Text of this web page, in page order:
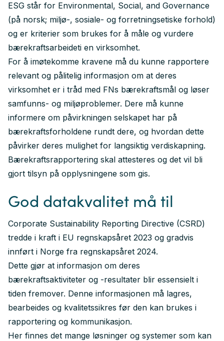
ESG står for Environmental, Social, and Governance
(på norsk; miljø-, sosiale- og forretningsetiske forhold)
og er kriterier som brukes for å måle og vurdere
bærekraftsarbeideti en virksomhet.
For å imøtekomme kravene må du kunne rapportere
relevant og pålitelig informasjon om at deres
virksomhet er i tråd med FNs bærekraftsmål og løser
samfunns- og miljøproblemer. Dere må kunne
informere om påvirkningen selskapet har på
bærekraftsforholdene rundt dere, og hvordan dette
påvirker deres mulighet for langsiktig verdiskapning.
Bærekraftsrapportering skal attesteres og det vil bli
gjort tilsyn på opplysningene som gis.
God datakvalitet må til
Corporate Sustainability Reporting Directive (CSRD)
tredde i kraft i EU regnskapsåret 2023 og gradvis
innført i Norge fra regnskapsåret 2024.
Dette gjør at informasjon om deres
bærekraftsaktiviteter og -resultater blir essensielt i
tiden fremover. Denne informasjonen må lagres,
bearbeides og kvalitetssikres før den kan brukes i
rapportering og kommunikasjon.
Her finnes det mange løsninger og systemer som kan